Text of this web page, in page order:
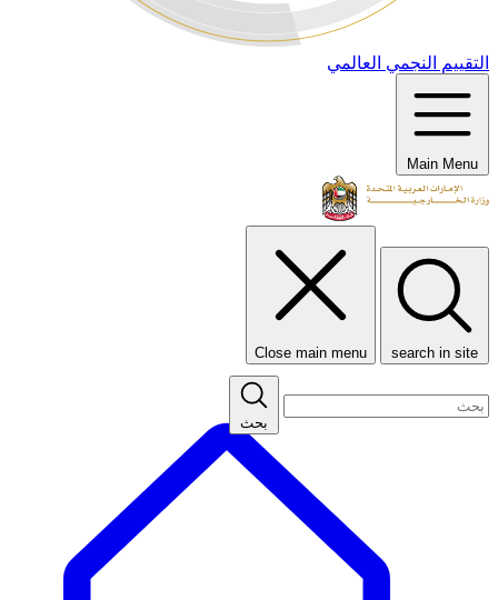
التقييم النجمي العالمي
Main Menu
search in site
Close main menu
بحث